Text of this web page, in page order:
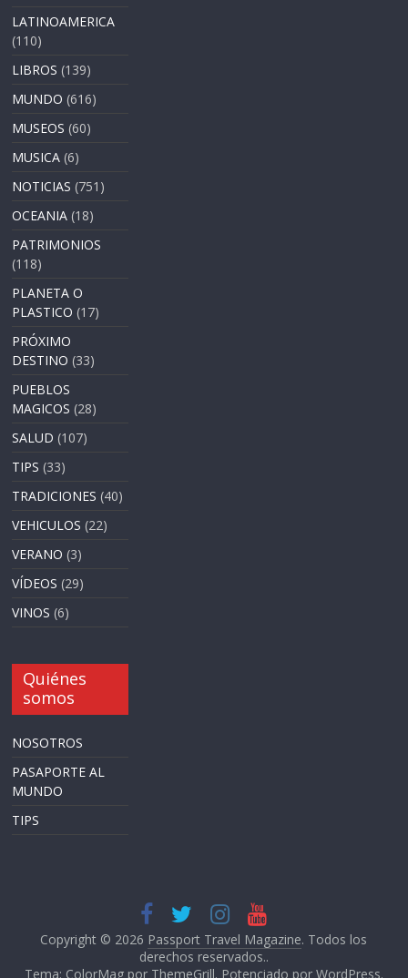
LATINOAMERICA
(110)
LIBROS (139)
MUNDO (616)
MUSEOS (60)
MUSICA (6)
NOTICIAS (751)
OCEANIA (18)
PATRIMONIOS
(118)
PLANETA O
PLASTICO (17)
PRÓXIMO
DESTINO (33)
PUEBLOS
MAGICOS (28)
SALUD (107)
TIPS (33)
TRADICIONES (40)
VEHICULOS (22)
VERANO (3)
VÍDEOS (29)
VINOS (6)
Quiénes
somos
NOSOTROS
PASAPORTE AL
MUNDO
TIPS
Copyright © 2026 Passport Travel Magazine. Todos los
derechos reservados..
Tema: ColorMag por ThemeGrill. Potenciado por WordPress.